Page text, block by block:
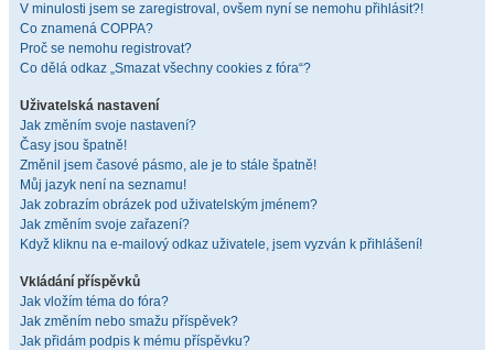
V minulosti jsem se zaregistroval, ovšem nyní se nemohu přihlásit?!
Co znamená COPPA?
Proč se nemohu registrovat?
Co dělá odkaz „Smazat všechny cookies z fóra“?
Uživatelská nastavení
Jak změním svoje nastavení?
Časy jsou špatně!
Změnil jsem časové pásmo, ale je to stále špatně!
Můj jazyk není na seznamu!
Jak zobrazím obrázek pod uživatelským jménem?
Jak změním svoje zařazení?
Když kliknu na e-mailový odkaz uživatele, jsem vyzván k přihlášení!
Vkládání příspěvků
Jak vložím téma do fóra?
Jak změním nebo smažu příspěvek?
Jak přidám podpis k mému příspěvku?